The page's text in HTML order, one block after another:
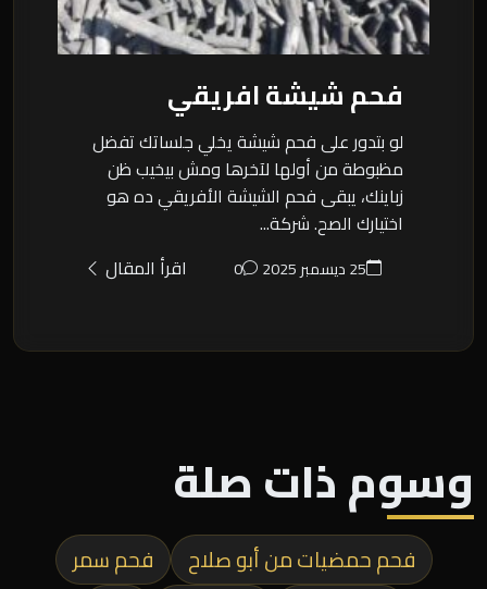
فحم شيشة افريقي
لو بتدور على فحم شيشة يخلي جلساتك تفضل
مظبوطة من أولها لآخرها ومش بيخيب ظن
زباينك، يبقى فحم الشيشة الأفريقي ده هو
اختيارك الصح. شركة...
25 ديسمبر 2025 0 اقرأ المقال
وسوم ذات صلة
فحم حمضيات من أبو صلاح
فحم سمر